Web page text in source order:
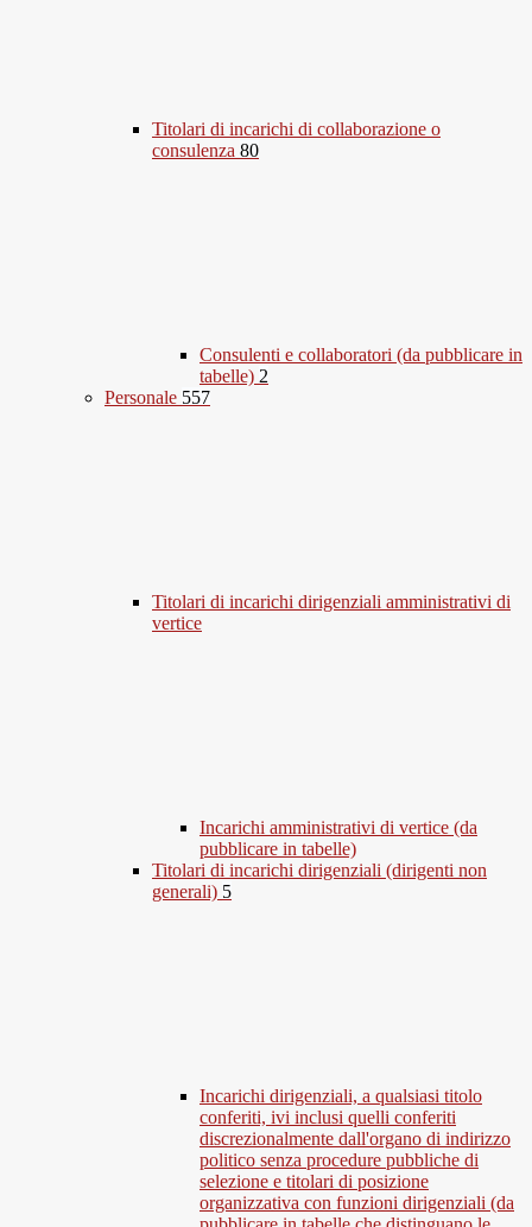
Titolari di incarichi di collaborazione o
consulenza 80
Consulenti e collaboratori (da pubblicare in
tabelle) 2
Personale 557
Titolari di incarichi dirigenziali amministrativi di
vertice
Incarichi amministrativi di vertice (da
pubblicare in tabelle)
Titolari di incarichi dirigenziali (dirigenti non
generali) 5
Incarichi dirigenziali, a qualsiasi titolo
conferiti, ivi inclusi quelli conferiti
discrezionalmente dall'organo di indirizzo
politico senza procedure pubbliche di
selezione e titolari di posizione
organizzativa con funzioni dirigenziali (da